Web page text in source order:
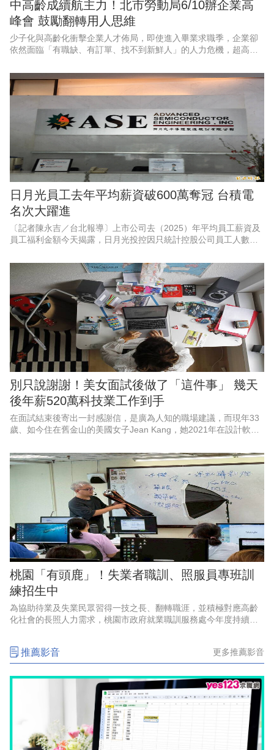
中高齡成續航主力！北市勞動局6/10辦企業高
峰會 鼓勵翻轉用人思維
少子化與高齡化衝擊企業人才佈局，即使進入畢業求職季，企業卻
依然面臨「有職缺、有訂單、找不到新鮮人」的人力危機，超高齡
動局與就業服務處為協助企業
日月光員工去年平均薪資破600萬奪冠 台積電
名次大躍進
〔記者陳永吉／台北報導〕上市公司去（2025）年平均員工薪資及
員工福利金額今天揭露，日月光投控因只統計控股公司員工人數，
電，去年員工薪資也
別只說謝謝！美女面試後做了「這件事」 幾天
後年薪520萬科技業工作到手
在面試結束後寄出一封感謝信，是廣為人知的職場建議，而現年33
歲、如今住在舊金山的美國女子Jean Kang，她2021年在設計軟體
信中還
桃園「有頭鹿」！失業者職訓、照服員專班訓
練招生中
為協助待業及失業民眾習得一技之長、翻轉職涯，並積極對應高齡
化社會的長照人力需求，桃園市政府就業職訓服務處今年度持續辦
推薦影音 更多推薦影音